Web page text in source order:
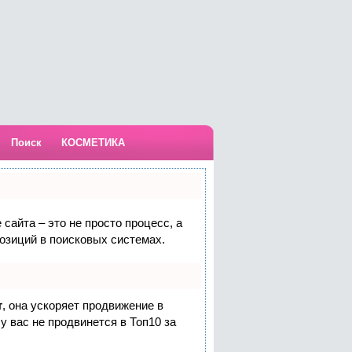
Поиск КОСМЕТИКА
– это не просто процесс, а
в поисковых системах.
, она ускоряет продвижение в
вас не продвинется в Топ10 за